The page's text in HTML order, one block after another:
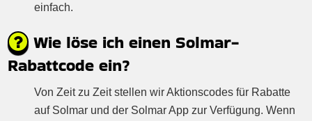
einfach.
Wie löse ich einen Solmar-
Rabattcode ein?
Von Zeit zu Zeit stellen wir Aktionscodes für Rabatte
auf Solmar und der Solmar App zur Verfügung. Wenn